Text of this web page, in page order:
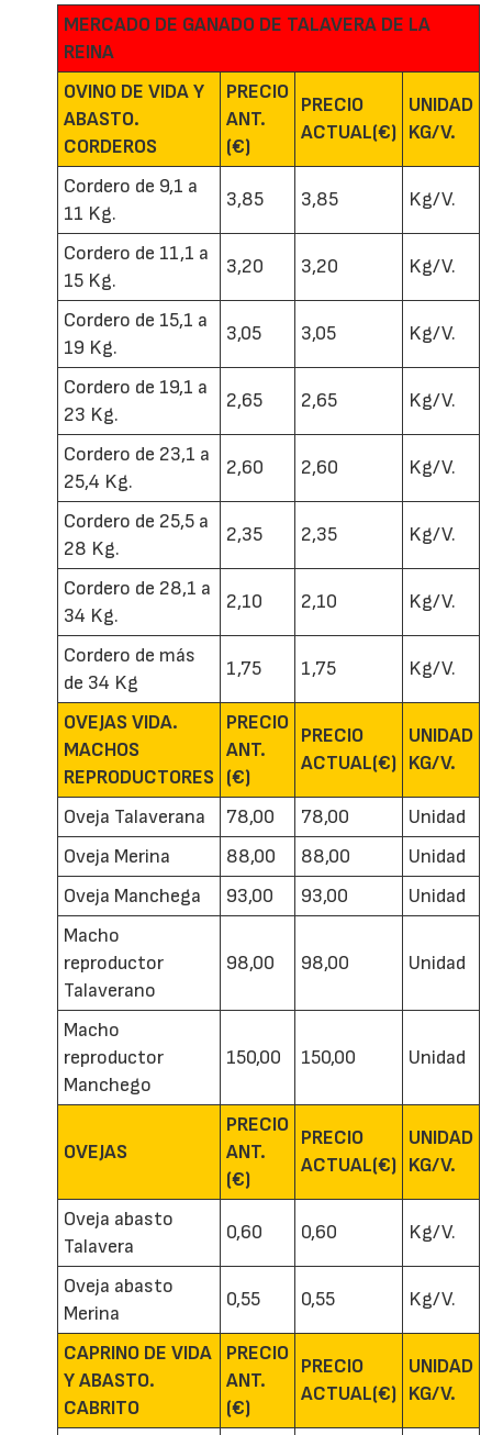
MERCADO DE GANADO DE TALAVERA DE LA
REINA
OVINO DE VIDA Y
ABASTO.
CORDEROS
PRECIO
ANT.
(€)
PRECIO
ACTUAL(€)
UNIDAD
KG/V.
Cordero de 9,1 a
11 Kg.
3,85 3,85 Kg/V.
Cordero de 11,1 a
15 Kg.
3,20 3,20 Kg/V.
Cordero de 15,1 a
19 Kg.
3,05 3,05 Kg/V.
Cordero de 19,1 a
23 Kg.
2,65 2,65 Kg/V.
Cordero de 23,1 a
25,4 Kg.
2,60 2,60 Kg/V.
Cordero de 25,5 a
28 Kg.
2,35 2,35 Kg/V.
Cordero de 28,1 a
34 Kg.
2,10 2,10 Kg/V.
Cordero de más
de 34 Kg
1,75 1,75 Kg/V.
OVEJAS VIDA.
MACHOS
REPRODUCTORES
PRECIO
ANT.
(€)
PRECIO
ACTUAL(€)
UNIDAD
KG/V.
Oveja Talaverana 78,00 78,00
Unidad
Oveja Merina
88,00 88,00
Unidad
Oveja Manchega
93,00 93,00
Unidad
Macho
reproductor
Talaverano
98,00 98,00 Unidad
Macho
reproductor
Manchego
150,00 150,00 Unidad
OVEJAS
PRECIO
ANT.
(€)
PRECIO
ACTUAL(€)
UNIDAD
KG/V.
Oveja abasto
Talavera
0,60 0,60 Kg/V.
Oveja abasto
Merina
0,55 0,55 Kg/V.
CAPRINO DE VIDA
Y ABASTO.
CABRITO
PRECIO
ANT.
(€)
PRECIO
ACTUAL(€)
UNIDAD
KG/V.